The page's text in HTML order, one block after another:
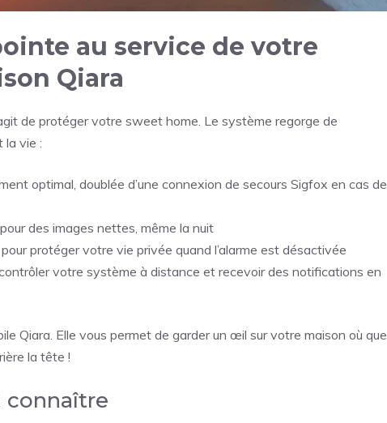
au service de votre
Qiara
de protéger votre sweet home. Le système regorge de
la vie :
optimal, doublée d’une connexion de secours Sigfox en cas de
des images nettes, même la nuit
protéger votre vie privée quand l’alarme est désactivée
votre système à distance et recevoir des notifications en
Qiara. Elle vous permet de garder un œil sur votre maison où que
la tête !
connaître